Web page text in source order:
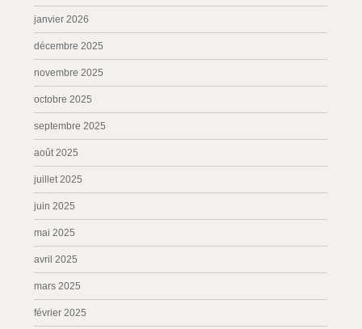
janvier 2026
décembre 2025
novembre 2025
octobre 2025
septembre 2025
août 2025
juillet 2025
juin 2025
mai 2025
avril 2025
mars 2025
février 2025